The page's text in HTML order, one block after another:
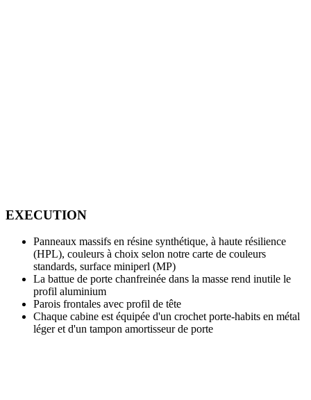
EXECUTION
Panneaux massifs en résine synthétique, à haute résilience
(HPL), couleurs à choix selon notre carte de couleurs
standards, surface miniperl (MP)
La battue de porte chanfreinée dans la masse rend inutile le
profil aluminium
Parois frontales avec profil de tête
Chaque cabine est équipée d'un crochet porte-habits en métal
léger et d'un tampon amortisseur de porte